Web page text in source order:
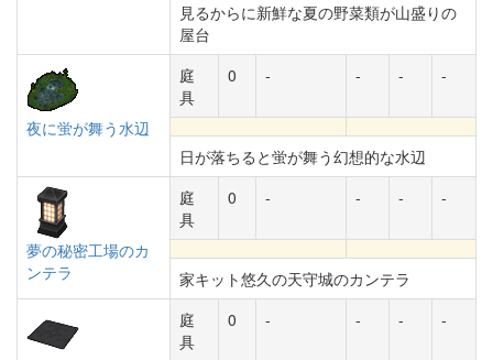
見るからに新鮮な夏の野菜類が山盛りの
屋台
夜に蛍が舞う水辺
庭
具
0 - - - -
日が落ちると蛍が舞う幻想的な水辺
夢の秘密工場のカ
ンテラ
庭
具
0 - - - -
家キット悠久の天守城のカンテラ
庭
具
0 - - - -